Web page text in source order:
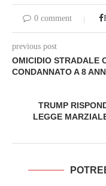
0 comment
previous post
OMICIDIO STRADALE
CONDANNATO A 8
TRUMP
LEGGE